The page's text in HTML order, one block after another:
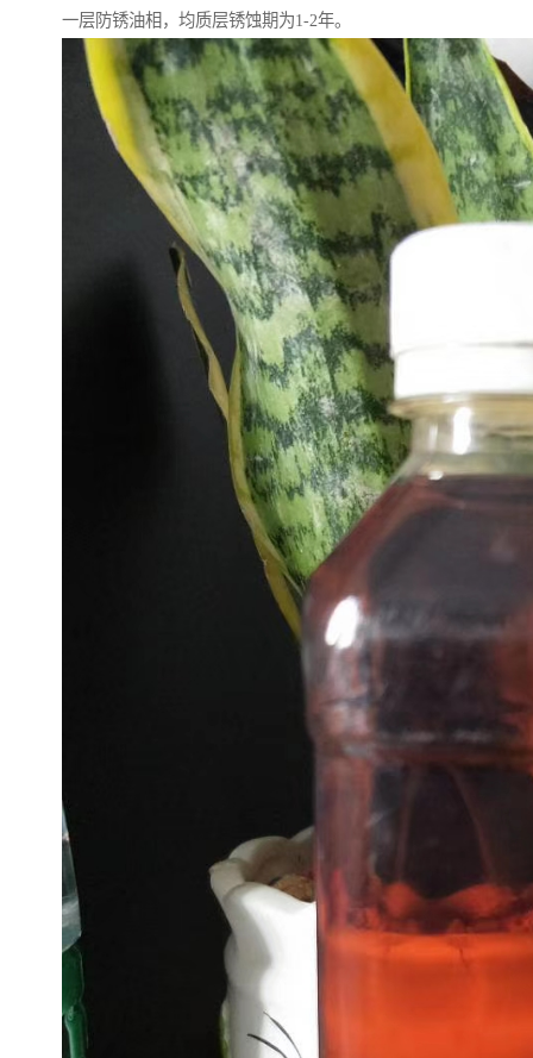
一层防锈油相，均质层锈蚀期为1-2年。